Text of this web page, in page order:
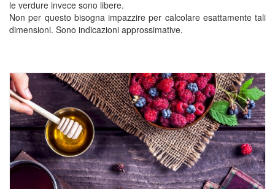
le verdure invece sono libere.
Non per questo bisogna impazzire per calcolare esattamente tali
dimensioni. Sono indicazioni approssimative.